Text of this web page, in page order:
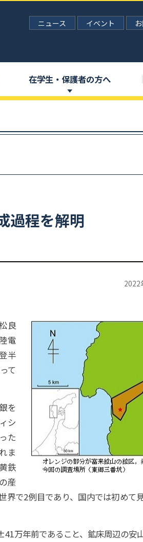
ニュース イベント
在学生 ・保護者の方へ
過程を解明
2022
良
電
半
て
を
シ
た
ま
鉄
産
界で2例目であり、国内では初めて
万年前であること、鉱床周辺の安